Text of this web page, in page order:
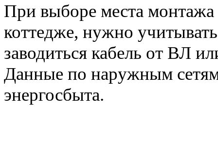
При выборе места
коттедже, нужно
заводиться кабель от ВЛ
Данные по наружным
энергосбыта.